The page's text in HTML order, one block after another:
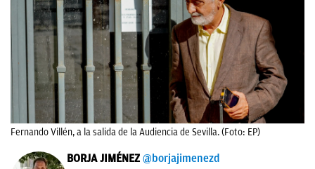
Fernando Villén, a la salida de la Audiencia de Sevilla. (Foto: EP)
BORJA JIMÉNEZ @borjajimenezd